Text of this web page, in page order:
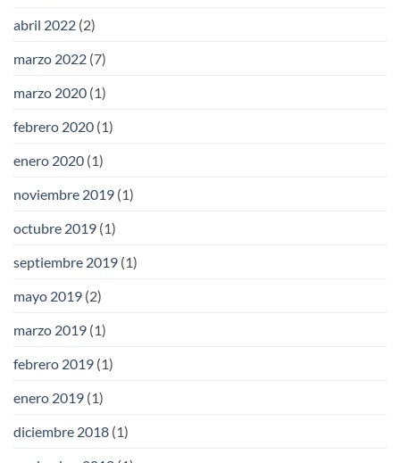
abril 2022 (2)
marzo 2022 (7)
marzo 2020 (1)
febrero 2020 (1)
enero 2020 (1)
noviembre 2019 (1)
octubre 2019 (1)
septiembre 2019 (1)
mayo 2019 (2)
marzo 2019 (1)
febrero 2019 (1)
enero 2019 (1)
diciembre 2018 (1)